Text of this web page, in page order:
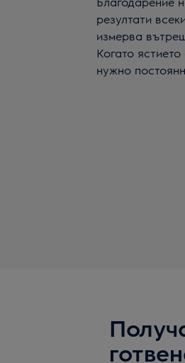
резултати
измерва
Когато
нужно